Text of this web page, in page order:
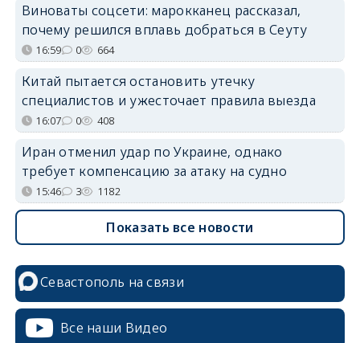
Виноваты соцсети: марокканец рассказал,
почему решился вплавь добраться в Сеуту
16:59 0 664
Китай пытается остановить утечку
специалистов и ужесточает правила выезда
16:07 0 408
Иран отменил удар по Украине, однако
требует компенсацию за атаку на судно
15:46 3 1182
Показать все новости
Севастополь на связи
Все наши Видео